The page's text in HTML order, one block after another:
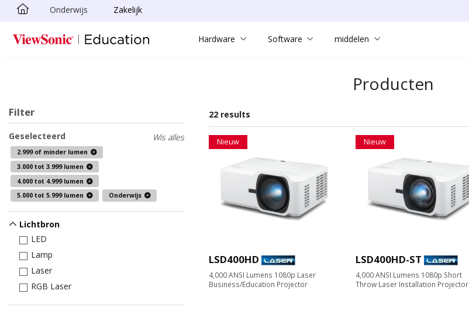
Ga naar hoofdinhoud
Onderwijs Zakelijk
Hardware Software middelen
Producten
Filter
Wis alles
Geselecteerd
2.999 of minder lumen
3.000 tot 3.999 lumen
4.000 tot 4.999 lumen
5.000 tot 5.999 lumen
Onderwijs
Lichtbron
LED
Lamp
Laser
RGB Laser
22 results
Nieuw
LSD400HD
4,000 ANSI Lumens 1080p Laser
Business/Education Projector
Nieuw
LSD400HD-ST
4,000 ANSI Lumens 1080p Short
Throw Laser Installation Projector